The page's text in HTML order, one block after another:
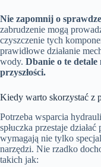
Nie zapomnij o
zabrudzenie mogą
czyszczenie tych
prawidłowe działanie
wody. Dbanie o te
przyszłości.
Kiedy warto skorzystać z
Potrzeba wsparcia
spłuczka przestaje
wymagają nie tylko
narzędzi. Nie rzadko
takich jak: